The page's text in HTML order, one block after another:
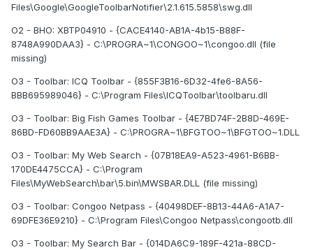
Files\Google\GoogleToolbarNotifier\2.1.615.5858\swg.dll
O2 - BHO: XBTP04910 - {CACE4140-AB1A-4b15-B88F-
8748A990DAA3} - C:\PROGRA~1\CONGOO~1\congoo.dll (file
missing)
O3 - Toolbar: ICQ Toolbar - {855F3B16-6D32-4fe6-8A56-
BBB695989046} - C:\Program Files\ICQToolbar\toolbaru.dll
O3 - Toolbar: Big Fish Games Toolbar - {4E7BD74F-2B8D-469E-
86BD-FD60BB9AAE3A} - C:\PROGRA~1\BFGTOO~1\BFGTOO~1.DLL
O3 - Toolbar: My Web Search - {07B18EA9-A523-4961-B6BB-
170DE4475CCA} - C:\Program
Files\MyWebSearch\bar\5.bin\MWSBAR.DLL (file missing)
O3 - Toolbar: Congoo Netpass - {40498DEF-8B13-44A6-A1A7-
69DFE36E9210} - C:\Program Files\Congoo Netpass\congootb.dll
O3 - Toolbar: My Search Bar - {014DA6C9-189F-421a-88CD-